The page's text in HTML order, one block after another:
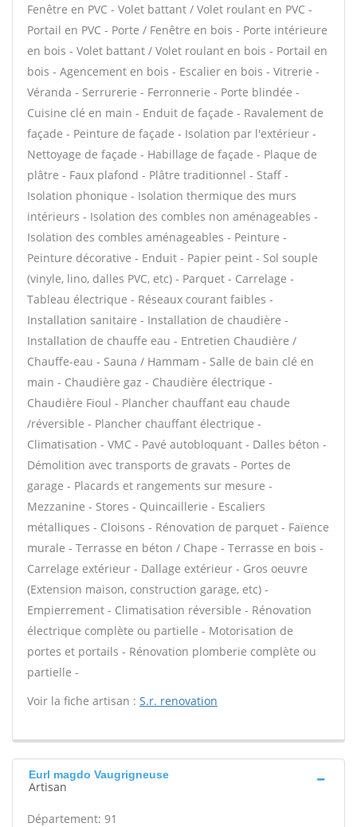
Fenêtre en PVC - Volet battant / Volet roulant en PVC -
Portail en PVC - Porte / Fenêtre en bois - Porte intérieure
en bois - Volet battant / Volet roulant en bois - Portail en
bois - Agencement en bois - Escalier en bois - Vitrerie -
Véranda - Serrurerie - Ferronnerie - Porte blindée -
Cuisine clé en main - Enduit de façade - Ravalement de
façade - Peinture de façade - Isolation par l'extérieur -
Nettoyage de façade - Habillage de façade - Plaque de
plâtre - Faux plafond - Plâtre traditionnel - Staff -
Isolation phonique - Isolation thermique des murs
intérieurs - Isolation des combles non aménageables -
Isolation des combles aménageables - Peinture -
Peinture décorative - Enduit - Papier peint - Sol souple
(vinyle, lino, dalles PVC, etc) - Parquet - Carrelage -
Tableau électrique - Réseaux courant faibles -
Installation sanitaire - Installation de chaudière -
Installation de chauffe eau - Entretien Chaudière /
Chauffe-eau - Sauna / Hammam - Salle de bain clé en
main - Chaudière gaz - Chaudière électrique -
Chaudière Fioul - Plancher chauffant eau chaude
/réversible - Plancher chauffant électrique -
Climatisation - VMC - Pavé autobloquant - Dalles béton -
Démolition avec transports de gravats - Portes de
garage - Placards et rangements sur mesure -
Mezzanine - Stores - Quincaillerie - Escaliers
métalliques - Cloisons - Rénovation de parquet - Faïence
murale - Terrasse en béton / Chape - Terrasse en bois -
Carrelage extérieur - Dallage extérieur - Gros oeuvre
(Extension maison, construction garage, etc) -
Empierrement - Climatisation réversible - Rénovation
électrique complète ou partielle - Motorisation de
portes et portails - Rénovation plomberie complète ou
partielle -
Voir la fiche artisan : S.r. renovation
Eurl magdo Vaugrigneuse
Artisan
Département: 91